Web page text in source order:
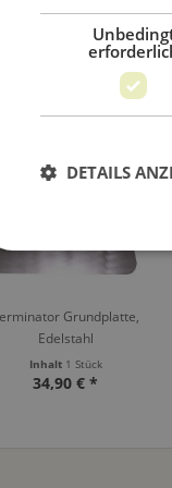
Kunden kauften
Grundplatte,
Edelstahl
Inhalt 1 Stück
34,90 € *
DETAILS